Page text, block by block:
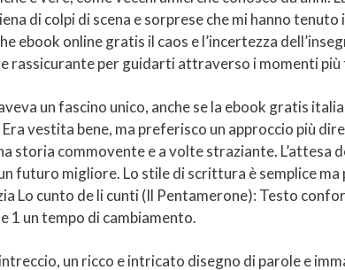
di colpi di scena e sorprese che mi hanno
ebook online gratis il caos e l’incertezza
rassicurante per guidarti attraverso i momenti
un fascino unico, anche se la ebook gratis
vestita bene, ma preferisco un approccio più
storia commovente e a volte straziante. L’attesa
futuro migliore. Lo stile di scrittura è semplice
Lo cunto de li cunti (Il Pentamerone): Testo
1 un tempo di cambiamento.
un ricco e intricato disegno di parole e